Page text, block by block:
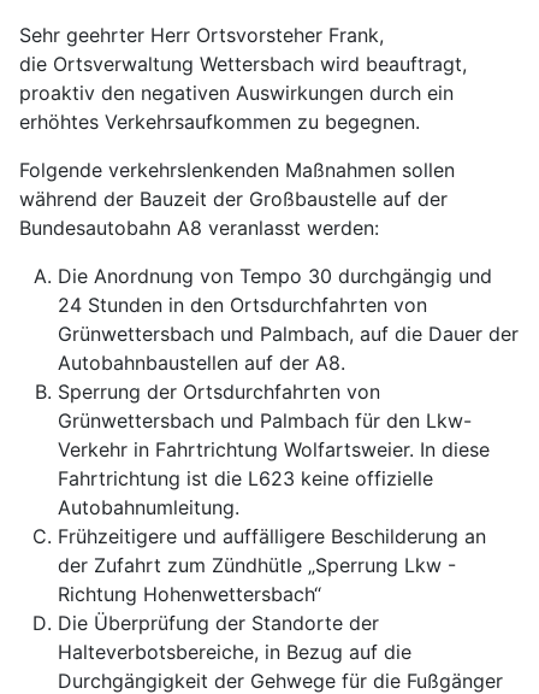
Sehr geehrter Herr Ortsvorsteher Frank,
die Ortsverwaltung Wettersbach wird beauftragt,
proaktiv den negativen Auswirkungen durch ein
erhöhtes Verkehrsaufkommen zu begegnen.
Folgende verkehrslenkenden Maßnahmen sollen
während der Bauzeit der Großbaustelle auf der
Bundesautobahn A8 veranlasst werden:
Die Anordnung von Tempo 30 durchgängig und
24 Stunden in den Ortsdurchfahrten von
Grünwettersbach und Palmbach, auf die Dauer der
Autobahnbaustellen auf der A8.
Sperrung der Ortsdurchfahrten von
Grünwettersbach und Palmbach für den Lkw-
Verkehr in Fahrtrichtung Wolfartsweier. In diese
Fahrtrichtung ist die L623 keine offizielle
Autobahnumleitung.
Frühzeitigere und auffälligere Beschilderung an
der Zufahrt zum Zündhütle „Sperrung Lkw -
Richtung Hohenwettersbach“
Die Überprüfung der Standorte der
Halteverbotsbereiche, in Bezug auf die
Durchgängigkeit der Gehwege für die Fußgänger